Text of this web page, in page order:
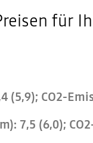
für
CO2-
7,5 (6,0);